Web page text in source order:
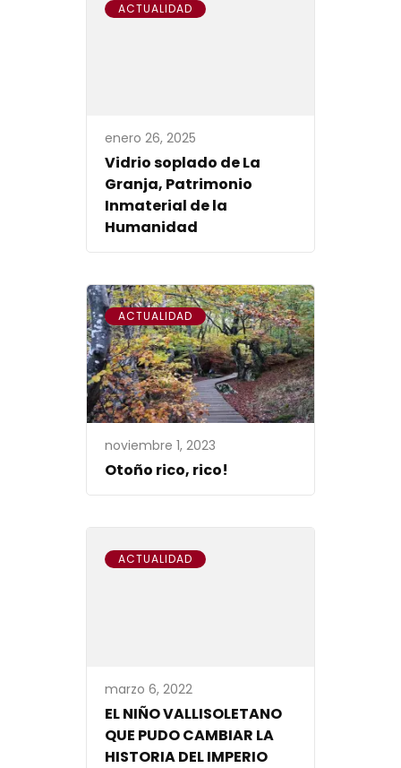
ACTUALIDAD
enero 26, 2025
Vidrio soplado de La
Granja, Patrimonio
Inmaterial de la
Humanidad
ACTUALIDAD
noviembre 1, 2023
Otoño rico, rico!
ACTUALIDAD
marzo 6, 2022
EL NIÑO VALLISOLETANO
QUE PUDO CAMBIAR LA
HISTORIA DEL IMPERIO